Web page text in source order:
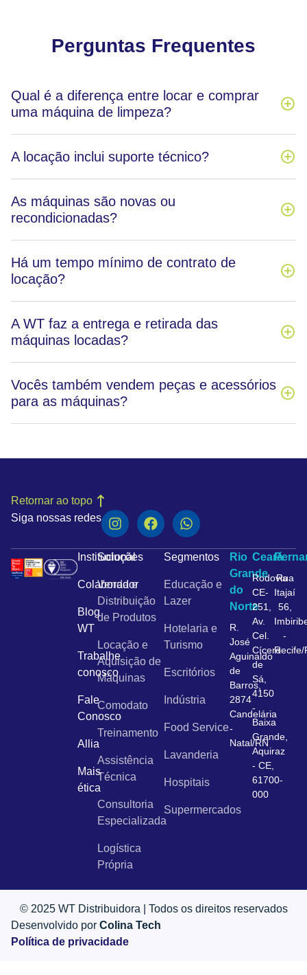
Perguntas Frequentes
Qual é a diferença entre locar e comprar
uma máquina de limpeza?
A locação inclui suporte técnico?
As máquinas são novas ou
recondicionadas?
Há um tempo mínimo de contrato de
locação?
A WT faz a entrega e retirada das
máquinas locadas?
Vocês também vendem peças e acessórios
para as máquinas?
Siga nossas redes
Retornar ao topo
Institucional
Colaborador
Blog
WT
Trabalhe
conosco
Fale
Conosco
Allia
Mais
ética
Soluções
Venda e
Distribuição
de Produtos
Locação e
Aquisição de
Máquinas
Comodato
Treinamento
Assistência
Técnica
Consultoria
Especializada
Logística
Própria
Segmentos
Educação e
Lazer
Hotelaria e
Turismo
Escritórios
Indústria
Food Service
Lavanderia
Hospitais
Supermercados
Rio
Grande
do
Norte
R.
José
Aguinaldo
de
Barros,
2874
Candelária
-
Natal/RN
Ceará
Rodovia
CE-
251,
Av.
Cel.
Cícero
de
Sá,
4150
-
Baixa
Grande,
Aquiraz
- CE,
61700-
000
Rua
Itajaí
56,
-
Recife/
© 2025 WT Distribuidora | Todos os direitos reservados
Desenvolvido por Colina Tech
Política de privacidade